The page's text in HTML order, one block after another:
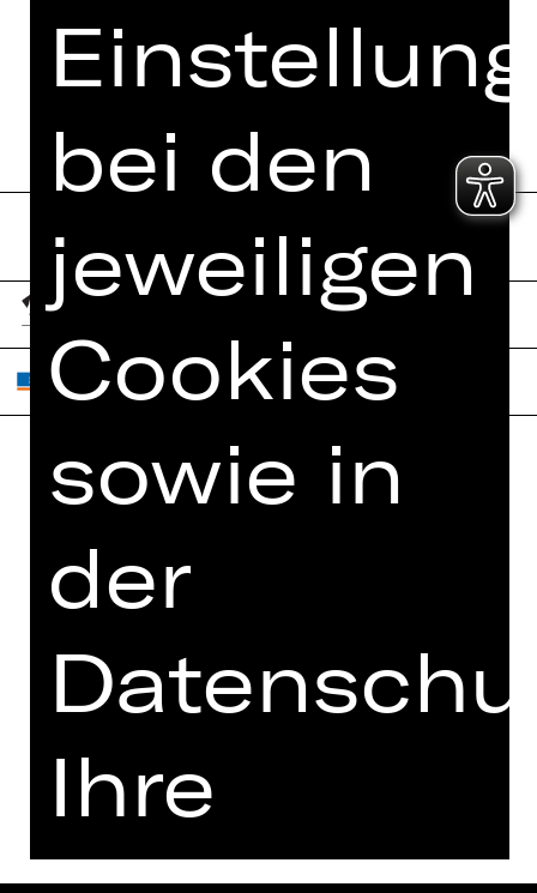
PROGRAMMHEFT
Home
Künstler*innen
Newsletter
Kartenkauf
Abos 26/27
Kontakt
Jobs
Datenschutz
Impressum
bei den
jeweiligen
Cookies
sowie in
der
Ihre